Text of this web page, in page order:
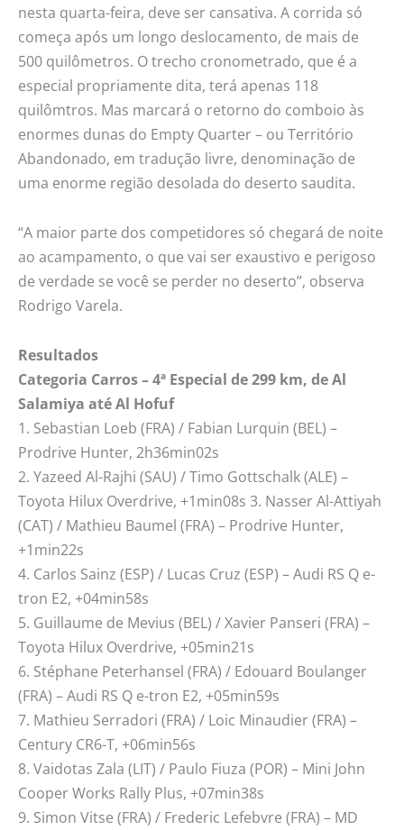
nesta quarta-feira, deve ser cansativa. A corrida só
começa após um longo deslocamento, de mais de
500 quilômetros. O trecho cronometrado, que é a
especial propriamente dita, terá apenas 118
quilômtros. Mas marcará o retorno do comboio às
enormes dunas do Empty Quarter – ou Território
Abandonado, em tradução livre, denominação de
uma enorme região desolada do deserto saudita.
“A maior parte dos competidores só chegará de noite
ao acampamento, o que vai ser exaustivo e perigoso
de verdade se você se perder no deserto”, observa
Rodrigo Varela.
Resultados
Categoria Carros – 4ª Especial de 299 km, de Al
Salamiya até Al Hofuf
1. Sebastian Loeb (FRA) / Fabian Lurquin (BEL) –
Prodrive Hunter, 2h36min02s
2. Yazeed Al-Rajhi (SAU) / Timo Gottschalk (ALE) –
Toyota Hilux Overdrive, +1min08s 3. Nasser Al-Attiyah
(CAT) / Mathieu Baumel (FRA) – Prodrive Hunter,
+1min22s
4. Carlos Sainz (ESP) / Lucas Cruz (ESP) – Audi RS Q e-
tron E2, +04min58s
5. Guillaume de Mevius (BEL) / Xavier Panseri (FRA) –
Toyota Hilux Overdrive, +05min21s
6. Stéphane Peterhansel (FRA) / Edouard Boulanger
(FRA) – Audi RS Q e-tron E2, +05min59s
7. Mathieu Serradori (FRA) / Loic Minaudier (FRA) –
Century CR6-T, +06min56s
8. Vaidotas Zala (LIT) / Paulo Fiuza (POR) – Mini John
Cooper Works Rally Plus, +07min38s
9. Simon Vitse (FRA) / Frederic Lefebvre (FRA) – MD